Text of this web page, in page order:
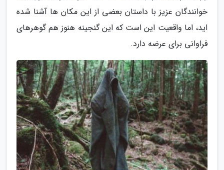
خوانندگان عزیز با داستان بعضی از این مکان ها آشنا شده
اید، اما واقعیت این است که این گنجینه هنوز هم گوهرهای
فراوانی برای عرضه دارد.